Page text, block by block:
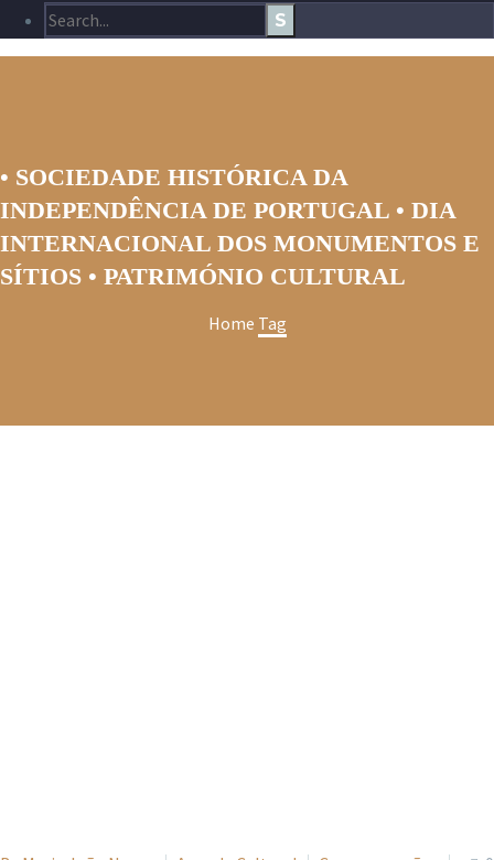
• SOCIEDADE HISTÓRICA DA
INDEPENDÊNCIA DE PORTUGAL • DIA
INTERNACIONAL DOS MONUMENTOS E
SÍTIOS • PATRIMÓNIO CULTURAL
Home Tag